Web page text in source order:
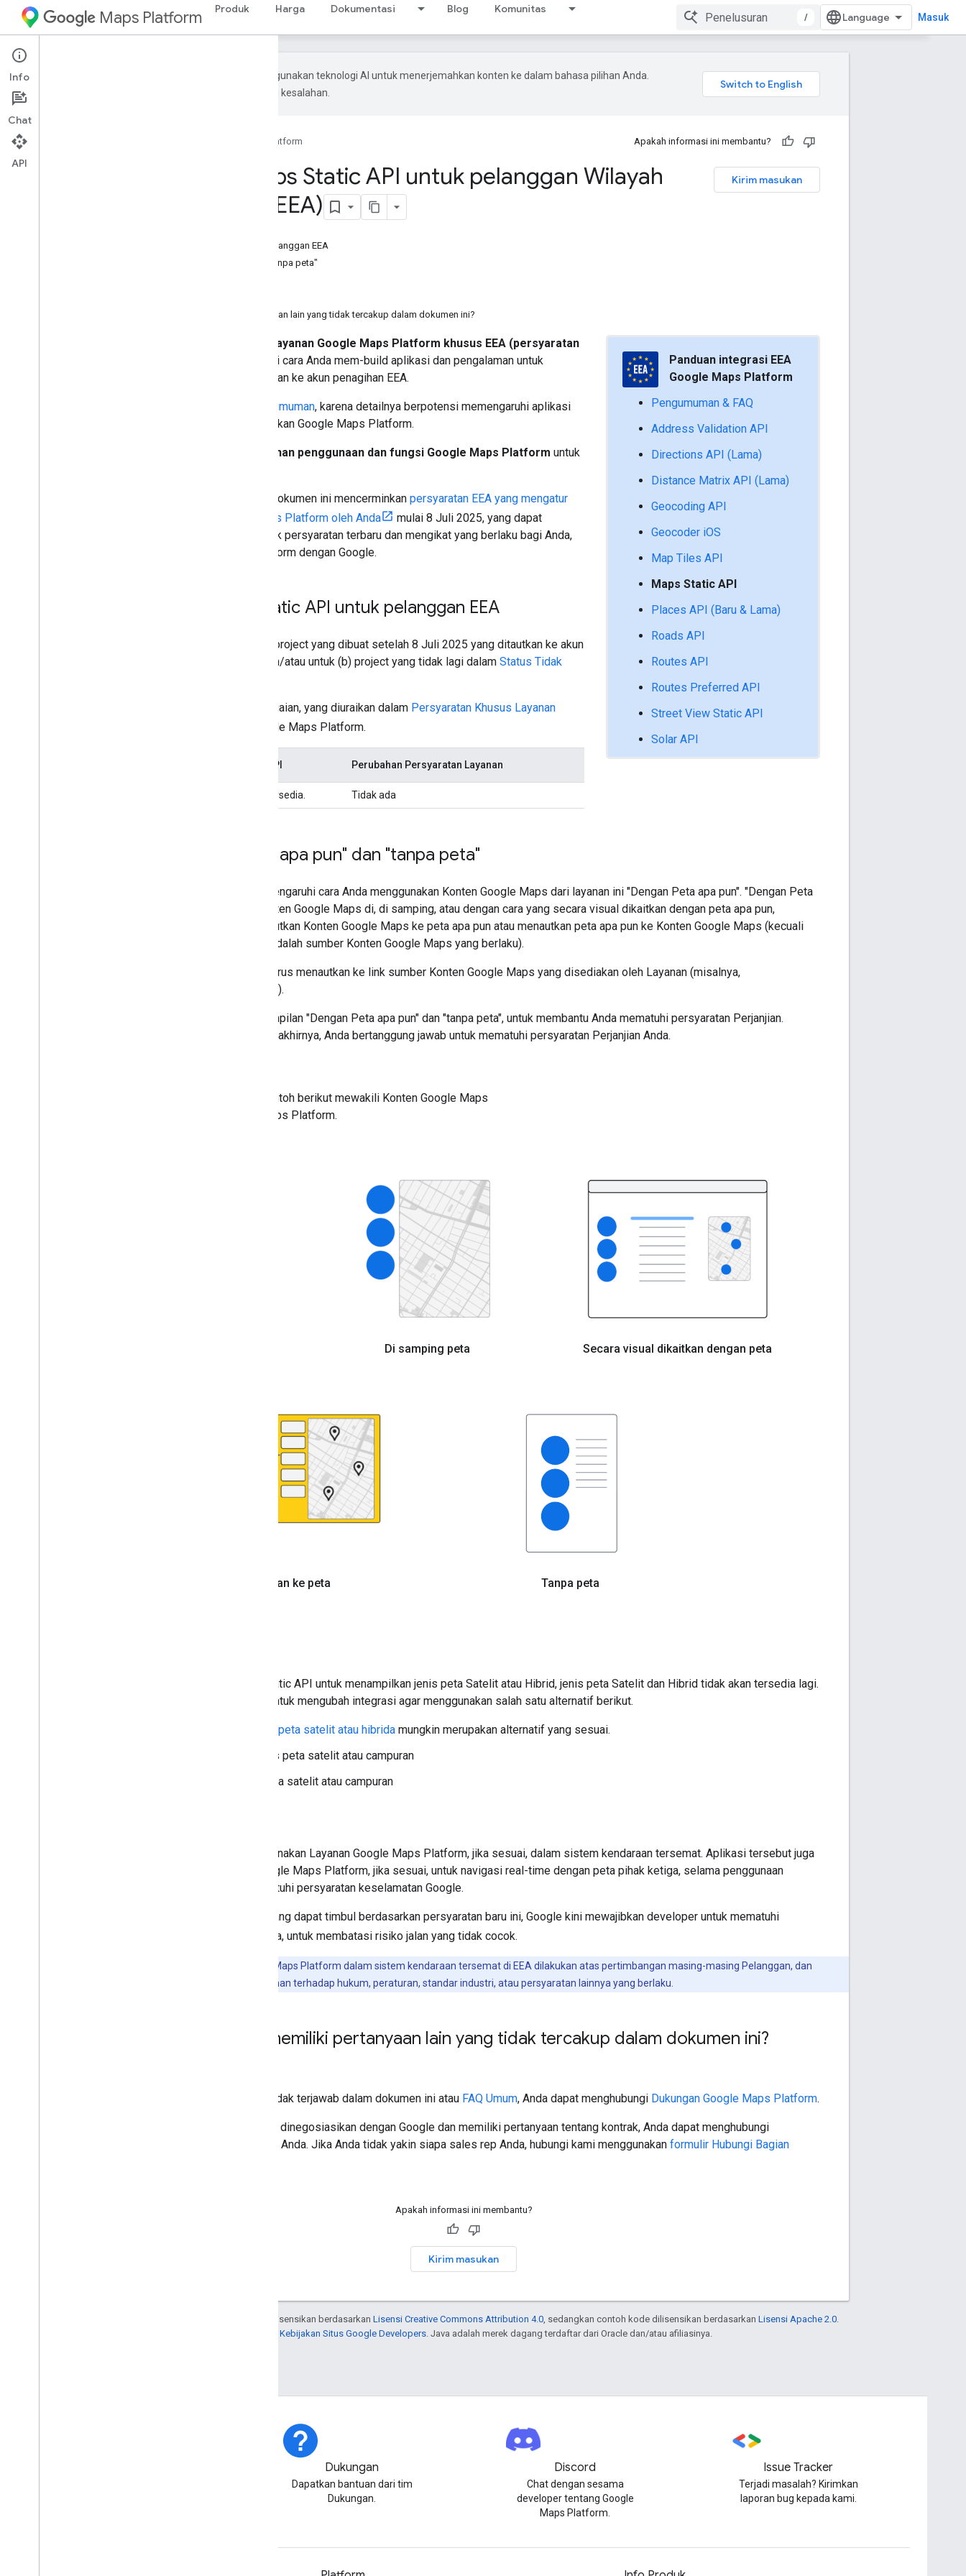
Maps Platform Produk Harga Dokumentasi Blog Komunitas
/ Masuk
Google menggunakan teknologi AI untuk menerjemahkan konten ke dalam bahasa pilihan Anda.
Terjemahan AI mungkin mengandung kesalahan.
Google Maps Platform Apakah informasi ini membantu?
Kirim masukan
Penyesuaian Maps Static API untuk pelanggan Wilayah
Ekonomi Eropa (EEA)
Penyesuaian Maps Static API untuk pelanggan EEA
Contoh "Dengan Peta apa pun" dan "tanpa peta"
Bagaimana jika saya memiliki pertanyaan lain yang tidak tercakup dalam dokumen ini?
Panduan integrasi EEA
Google Maps Platform
Pengumuman & FAQ
Address Validation API
Directions API (Lama)
Distance Matrix API (Lama)
Geocoding API
Geocoder iOS
Map Tiles API
Maps Static API
Places API (Baru & Lama)
Roads API
Routes API
Routes Preferred API
Street View Static API
Solar API
Persyaratan Layanan Google Maps Platform khusus EEA (persyaratan
yang baru akan memengaruhi cara Anda mem-build aplikasi dan pengalaman untuk
pengguna jika project Anda ditautkan ke akun penagihan EEA.
pengumuman, karena detailnya berpotensi memengaruhi aplikasi
lama dan baru yang mengintegrasikan Google Maps Platform.
perubahan penggunaan dan fungsi Google Maps Platform untuk
Informasi yang dijelaskan dalam dokumen ini mencerminkan persyaratan EEA yang mengatur
penggunaan Layanan Google Maps Platform oleh Anda
mulai 8 Juli 2025, yang dapat
berubah dari waktu ke waktu. Untuk persyaratan terbaru dan mengikat yang berlaku bagi Anda,
lihat Perjanjian Google Maps Platform dengan Google.
Penyesuaian Maps Static API untuk pelanggan EEA
Penyesuaian ini berlaku untuk (a) project yang dibuat setelah 8 Juli 2025 yang ditautkan ke akun
dengan alamat penagihan EEA, dan/atau untuk (b) project yang tidak lagi dalam Status Tidak
Tabel berikut merangkum penyesuaian, yang diuraikan dalam Persyaratan Khusus Layanan
, untuk setiap layanan Google Maps Platform.
Penyesuaian Fungsi Maps Static API Perubahan Persyaratan Layanan
Jenis peta Satelit dan Hibrid tidak tersedia. Tidak ada
Contoh "Dengan Peta apa pun" dan "tanpa peta"
Perubahan persyaratan EEA memengaruhi cara Anda menggunakan Konten Google Maps dari layanan ini "Dengan Peta apa pun". "Dengan Peta
apa pun" berarti menampilkan Konten Google Maps di, di samping, atau dengan cara yang secara visual dikaitkan dengan peta apa pun,
termasuk peta Google, atau menautkan Konten Google Maps ke peta apa pun atau menautkan peta apa pun ke Konten Google Maps (kecuali
jika peta spesifik yang ditautkan adalah sumber Konten Google Maps yang berlaku).
Untuk memperjelas, Anda dapat terus menautkan ke link sumber Konten Google Maps yang disediakan oleh Layanan (misalnya,
di Places API).
Contoh berikut adalah ilustrasi tampilan "Dengan Peta apa pun" dan "tanpa peta", untuk membantu Anda mematuhi persyaratan Perjanjian.
Contoh ini tidak menyeluruh. Pada akhirnya, Anda bertanggung jawab untuk mematuhi persyaratan Perjanjian Anda.
Lingkaran biru dalam contoh berikut mewakili Konten Google Maps
dari Layanan Google Maps Platform.
Di samping peta Secara visual dikaitkan dengan peta
Ditautkan ke peta Tanpa peta
Jika Anda menggunakan Maps Static API untuk menampilkan jenis peta Satelit atau Hibrid, jenis peta Satelit dan Hibrid tidak akan tersedia lagi.
Anda dapat mempertimbangkan untuk mengubah integrasi agar menggunakan salah satu alternatif berikut.
Jenis peta satelit atau hibrida mungkin merupakan alternatif yang sesuai.
Jenis peta satelit atau campuran
Jenis peta satelit atau campuran
Pelanggan EEA kini dapat menggunakan Layanan Google Maps Platform, jika sesuai, dalam sistem kendaraan tersemat. Aplikasi tersebut juga
dapat menggunakan Layanan Google Maps Platform, jika sesuai, untuk navigasi real-time dengan peta pihak ketiga, selama penggunaan
navigasi real-time tersebut mematuhi persyaratan keselamatan Google.
Karena risiko keselamatan jalan yang dapat timbul berdasarkan persyaratan baru ini, Google kini mewajibkan developer untuk mematuhi
, misalnya, untuk membatasi risiko jalan yang tidak cocok.
Penggunaan Layanan Google Maps Platform dalam sistem kendaraan tersemat di EEA dilakukan atas pertimbangan masing-masing Pelanggan, dan
Pelanggan bertanggung jawab atas kepatuhan terhadap hukum, peraturan, standar industri, atau persyaratan lainnya yang berlaku.
Bagaimana jika saya memiliki pertanyaan lain yang tidak tercakup dalam dokumen ini?
Jika ada pertanyaan teknis yang tidak terjawab dalam dokumen ini atau FAQ Umum, Anda dapat menghubungi Dukungan Google Maps Platform.
Jika Anda memiliki perjanjian yang dinegosiasikan dengan Google dan memiliki pertanyaan tentang kontrak, Anda dapat menghubungi
perwakilan Google Maps Platform Anda. Jika Anda tidak yakin siapa sales rep Anda, hubungi kami menggunakan formulir Hubungi Bagian
Apakah informasi ini membantu?
Kirim masukan
Kecuali dinyatakan lain, konten di halaman ini dilisensikan berdasarkan Lisensi Creative Commons Attribution 4.0 , sedangkan contoh kode dilisensikan berdasarkan Lisensi Apache 2.0
Kebijakan Situs Google Developers . Java adalah merek dagang terdaftar dari Oracle dan/atau afiliasinya.
Dukungan
Dapatkan bantuan dari tim
Dukungan.
Discord
Chat dengan sesama
developer tentang Google
Maps Platform.
Issue Tracker
Terjadi masalah? Kirimkan
laporan bug kepada kami.
Info
Chat
API